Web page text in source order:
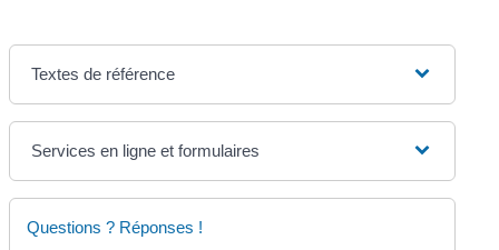
Textes de référence
Services en ligne et formulaires
Questions ? Réponses !